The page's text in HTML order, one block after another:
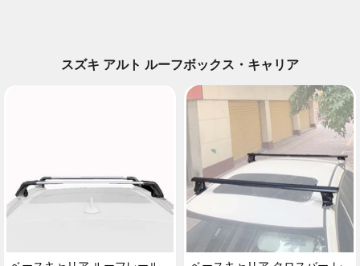
スズキ アルト ルーフボックス・キャリア